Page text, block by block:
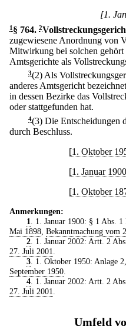
[1.
1 § 764. 2
zugewiesene Anordnung von
Mitwirkung bei solchen
Amtsgerichte als
3(2) Als
anderes Amtsgericht
in dessen Bezirke das
oder stattgefunden hat.
4(3) Die Entscheidungen
durch Beschluss.
[1. Oktober
[1. Januar
[1. Oktober
Anmerkungen:
1
. 1. Januar 1900: § 1 Abs.
Mai 1898 Bekanntmachung vom
2. 1. Januar 2002: Artt. 2
27. Juli 2001
3. 1. Oktober 1950: Anlage
September 1950
4. 1. Januar 2002: Artt. 2
27. Juli 2001
Umfeld